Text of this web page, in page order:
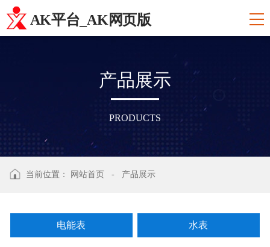
AK平台_AK网页版
产品展示
PRODUCTS
当前位置： 网站首页 - 产品展示
电能表 水表